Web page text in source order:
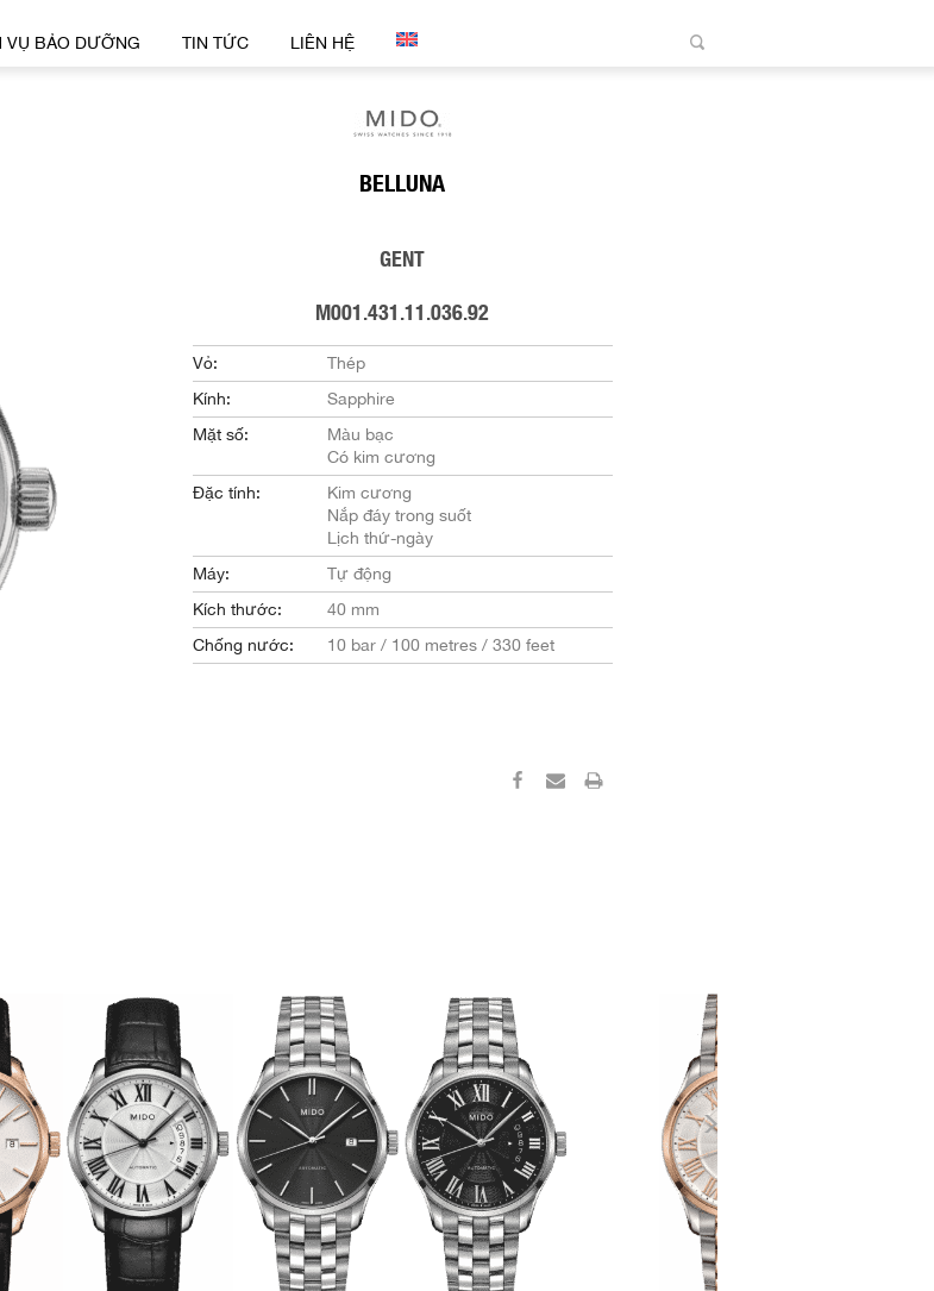
VỤ BẢO DƯỠNG TIN TỨC LIÊN HỆ
BELLUNA
GENT
M001.431.11.036.92
Vỏ:
Thép
Kính:
Sapphire
Mặt số:
Màu bạc
Có kim cương
Đặc tính:
Kim cương
Nắp đáy trong suốt
Lịch thứ-ngày
Máy:
Tự động
Kích thước:
40 mm
Chống nước:
10 bar / 100 metres / 330 feet